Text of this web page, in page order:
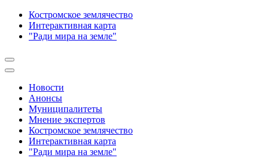
Костромское землячество
Интерактивная карта
"Ради мира на земле"
Новости
Анонсы
Муниципалитеты
Мнение экспертов
Костромское землячество
Интерактивная карта
"Ради мира на земле"